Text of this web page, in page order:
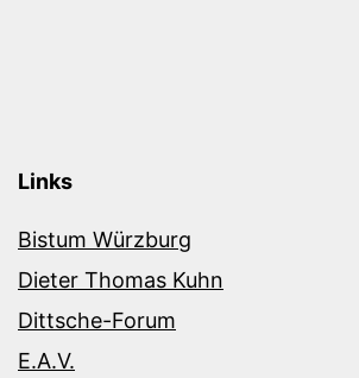
Links
Bistum Würzburg
Dieter Thomas Kuhn
Dittsche-Forum
E.A.V.